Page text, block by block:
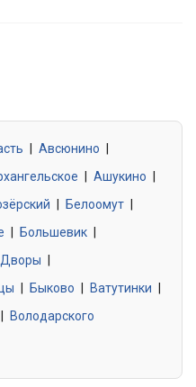
Авсюнино
Ашукино
Белоомут
Большевик
Быково Ватутинки
Володарского